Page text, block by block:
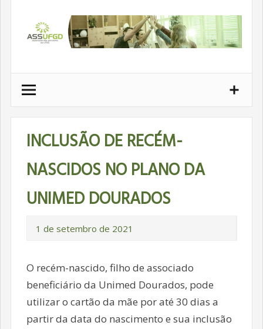
conteúdo
INCLUSÃO DE RECÉM-
NASCIDOS NO PLANO DA
UNIMED DOURADOS
1 de setembro de 2021
O recém-nascido, filho de associado
beneficiário da Unimed Dourados, pode
utilizar o cartão da mãe por até 30 dias a
partir da data do nascimento e sua inclusão